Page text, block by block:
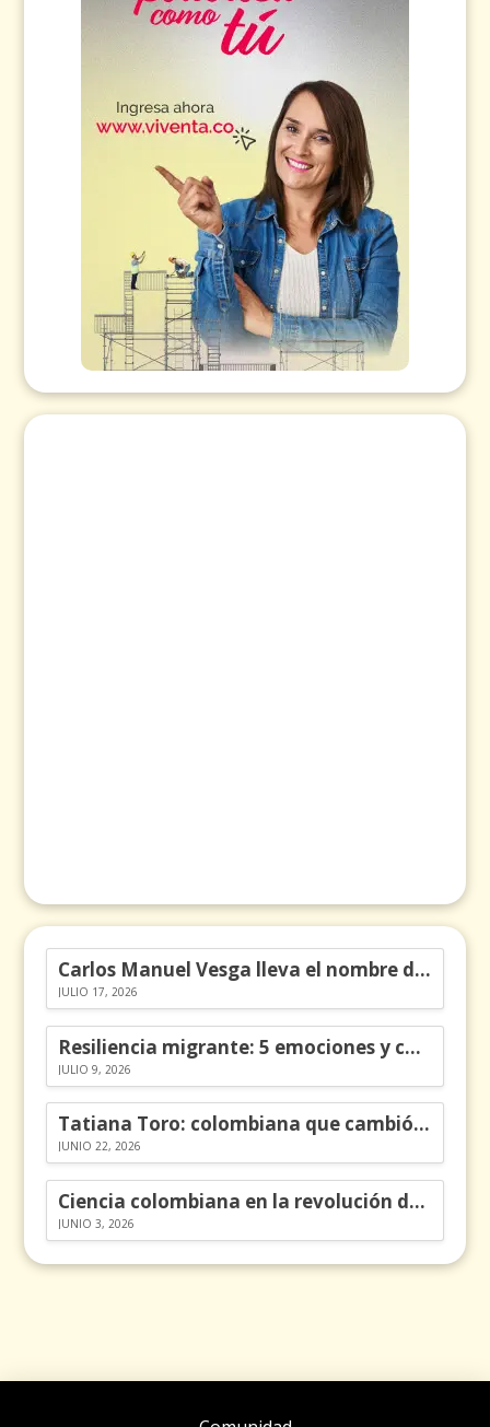
Carlos Manuel Vesga lleva el nombre de Colombia a los Emmy
JULIO 17, 2026
Resiliencia migrante: 5 emociones y cómo gestionarlas
JULIO 9, 2026
Tatiana Toro: colombiana que cambió la historia de las matemáticas
JUNIO 22, 2026
Ciencia colombiana en la revolución de los órganos en chips
JUNIO 3, 2026